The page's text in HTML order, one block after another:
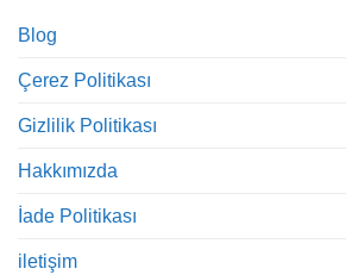
Blog
Çerez Politikası
Gizlilik Politikası
Hakkımızda
İade Politikası
iletişim